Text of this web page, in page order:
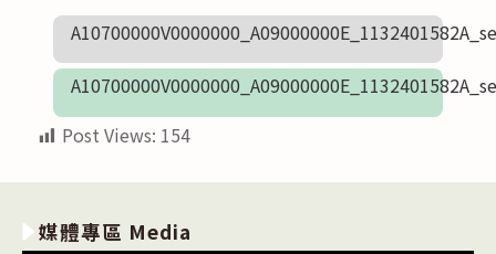
Post Views: 154
媒體專區 Media